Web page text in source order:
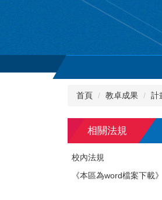
內
首頁 教卓成果 計
相關法規
校內法規
《本區為word檔案下載》